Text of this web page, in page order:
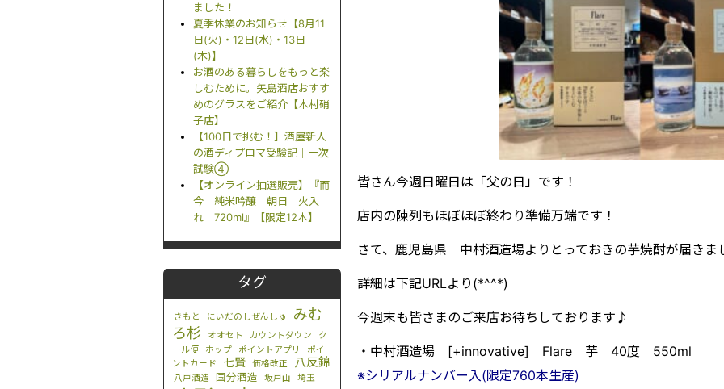
ました！
夏季休業のお知らせ【8月11
日(火)・12日(水)・13日
(木)】
お酒のある暮らしをもっと楽
しむために。矢島酒店おすす
めのグラスをご紹介【木村硝
子店】
【100日で挑む！】酒屋新人
の酒ディプロマ受験記｜一次
試験④
【オンライン抽選販売】『而
今 純米吟醸 朝日 火入
れ 720ml』【限定12本】
タグ
きもと にいだのしぜんしゅ
みむ
ろ杉
オオセト カウントダウン
ク
ール便
ホップ ポイントアプリ
ポイ
ントカード
七賢 価格改正 八反錦
八戸酒造 国分酒造 坂戸山 埼玉
皆さん今週日曜日は「父の日」です！
店内の陳列もほぼほぼ終わり準備万端です！
さて、鹿児島県 中村酒造場よりとっておきの芋焼酎が届き
詳細は下記URLより(*^^*)
今週末も皆さまのご来店お待ちしております♪
・中村酒造場 [+innovative] Flare 芋 40度 550ml
※シリアルナンバー入(限定760本生産)